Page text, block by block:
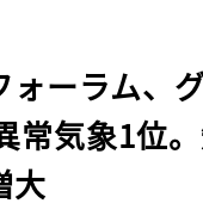
ォーラム、
常気象1位
大